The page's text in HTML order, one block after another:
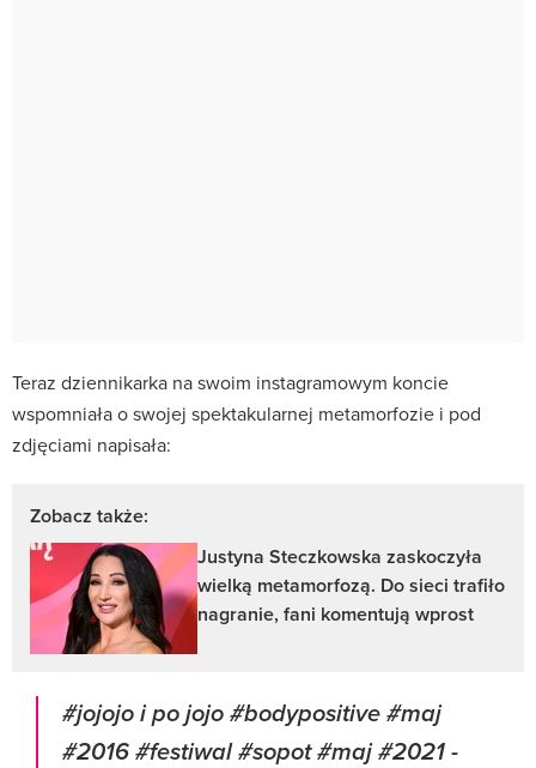
Teraz dziennikarka na swoim instagramowym koncie
wspomniała o swojej spektakularnej metamorfozie i pod
zdjęciami napisała:
Zobacz także:
Justyna Steczkowska zaskoczyła
wielką metamorfozą. Do sieci trafiło
nagranie, fani komentują wprost
#jojojo i po jojo #bodypositive #maj
#2016 #festiwal #sopot #maj #2021 -